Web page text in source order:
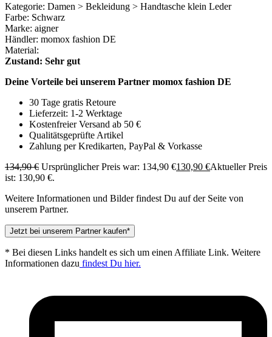
Kategorie: Damen > Bekleidung > Handtasche klein Leder
Farbe: Schwarz
Marke: aigner
Händler: momox fashion DE
Material:
Zustand: Sehr gut
Deine Vorteile bei unserem Partner momox fashion DE
30 Tage gratis Retoure
Lieferzeit: 1-2 Werktage
Kostenfreier Versand ab 50 €
Qualitätsgeprüfte Artikel
Zahlung per Kredikarten, PayPal & Vorkasse
134,90€ Ursprünglicher Preis war: 134,90 €130,90 €Aktueller Preis
ist: 130,90 €.
Weitere Informationen und Bilder findest Du auf der Seite von
unserem Partner.
Jetzt bei unserem Partner kaufen*
* Bei diesen Links handelt es sich um einen Affiliate Link. Weitere
Informationen dazu findest Du hier.